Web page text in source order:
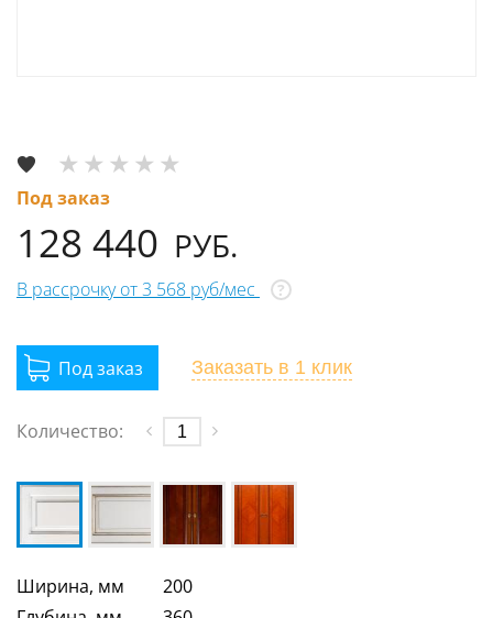
Под заказ
128 440 РУБ.
В рассрочку от 3 568 руб/мес ?
Заказать в 1 клик
Количество:
Ширина, мм
200